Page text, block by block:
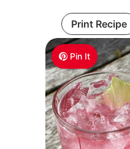
Pin It
Print Recipe